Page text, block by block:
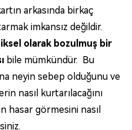
arkasında birkaç
imkansız değildir.
olarak bozulmuş bir
bile mümkündür. Bu
neyin sebep olduğunu ve
nasıl kurtarılacağını
hasar görmesini nasıl